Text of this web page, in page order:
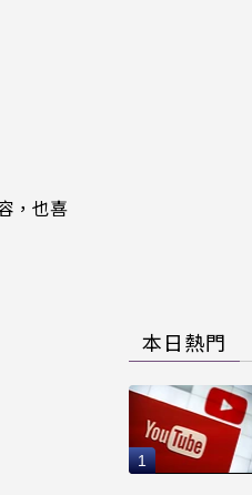
，也喜
本日熱門